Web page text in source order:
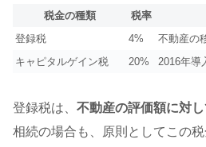
税金の種類 税率
登録税
4%
不動産の
キャピタルゲイン税
20% 2016年導
登録税は、 不動産の評価額に対
相続の場合も、原則としてこの